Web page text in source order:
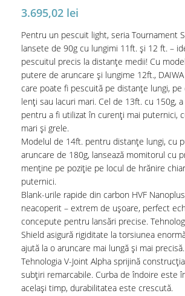
3.695,02 lei
Pentru un pescuit light, seria Tournament
lansete de 90g cu lungimi 11ft. și 12 ft. –
pescuitul precis la distanțe medii! Cu
putere de aruncare și lungime 12ft.,
care poate fi pescuită pe distanțe lungi, pe
lenți sau lacuri mari. Cel de 13ft. cu 150g,
pentru a fi utilizat în curenți mai puternici,
mari și grele.
Modelul de 14ft. pentru distanțe lungi, cu
aruncare de 180g, lansează momitorul cu
menține pe poziție pe locul de hrănire
puternici.
Blank-urile rapide din carbon HVF
neacoperit – extrem de ușoare, perfect
concepute pentru lansări precise.
Shield asigură rigiditate la torsiunea
ajută la o aruncare mai lungă și mai precisă.
Tehnologia V-Joint Alpha sprijină
subțiri remarcabile. Curba de îndoire este
același timp, durabilitatea este crescută.